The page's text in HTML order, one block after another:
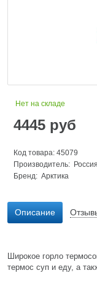
Нет на складе
4445 руб
Код товара: 45079
Производитель: Россия
Бренд: Арктика
Описание
Широкое горло
термос суп и еду, а